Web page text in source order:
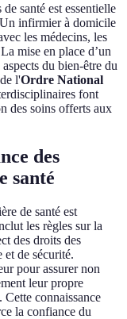
santé est essentielle
infirmier à domicile
les médecins, les
mise en place d’un
du bien-être du
l'Ordre National
font
des soins offerts aux
des
santé
de santé est
les règles sur la
des droits des
de sécurité.
pour assurer non
leur propre
connaissance
la confiance du